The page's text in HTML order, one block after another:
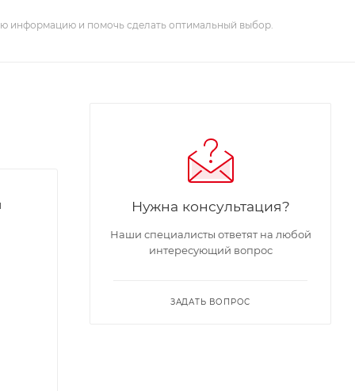
информацию и помочь сделать оптимальный выбор.
Нужна консультация?
Наши специалисты ответят на любой
интересующий вопрос
ЗАДАТЬ ВОПРОС